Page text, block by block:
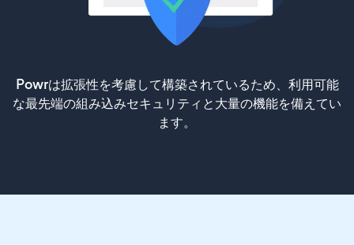
Powrは拡張性を考慮して構築されているため、利用可能
な最先端の組み込みセキュリティと大量の機能を備えてい
ます。